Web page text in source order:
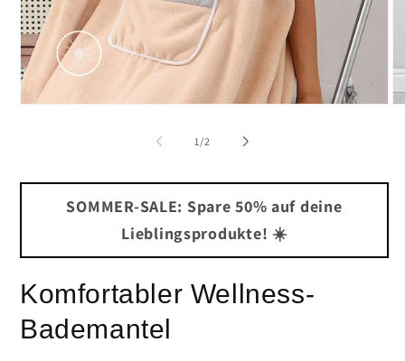
1 /von
2
SOMMER-SALE: Spare 50% auf deine
Lieblingsprodukte! ☀️
Komfortabler Wellness-
Bademantel